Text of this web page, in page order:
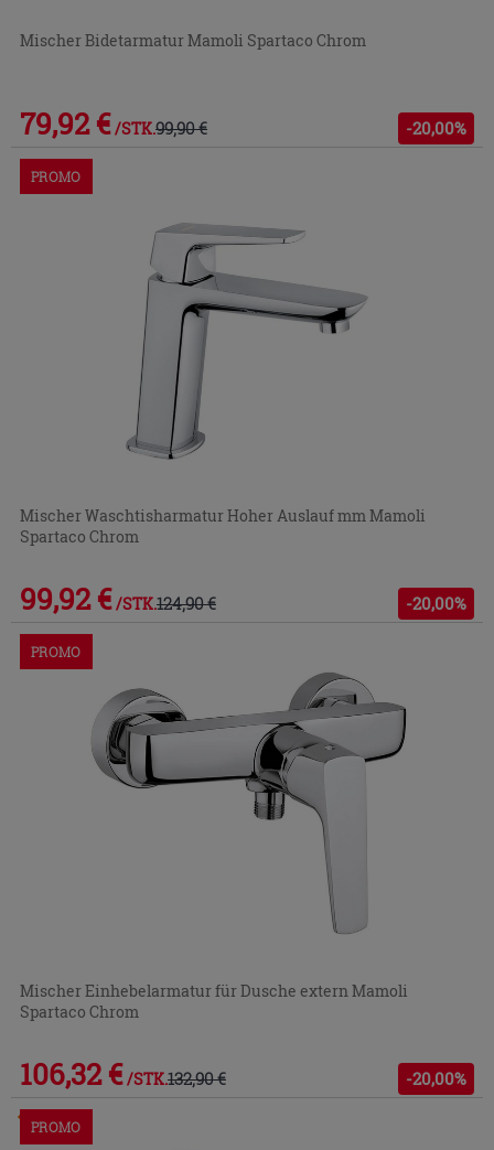
Mischer Bidetarmatur Mamoli Spartaco Chrom
79,92 € /STK.99,90 € -20,00%
PROMO
Mischer Waschtisharmatur Hoher Auslauf mm Mamoli
Spartaco Chrom
99,92 € /STK.124,90 € -20,00%
PROMO
Mischer Einhebelarmatur für Dusche extern Mamoli
Spartaco Chrom
106,32 € /STK.132,90 € -20,00%
Im Geschäft oder über den Kundenservice bestellbar
PROMO